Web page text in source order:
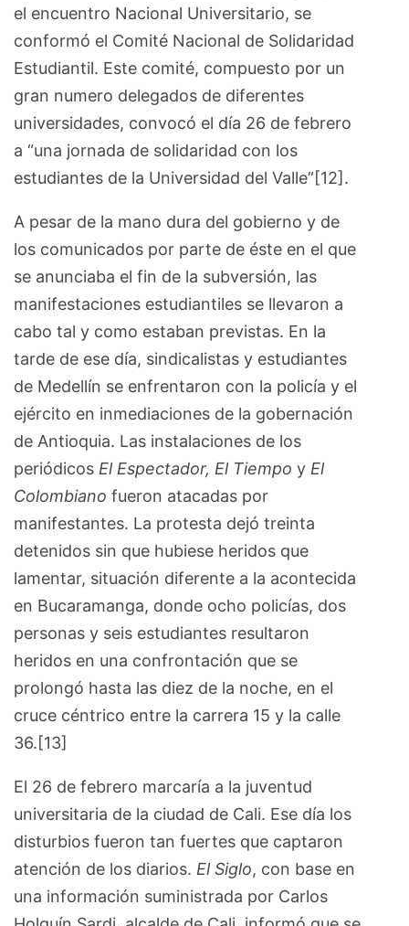
el encuentro Nacional Universitario, se
conformó el Comité Nacional de Solidaridad
Estudiantil. Este comité, compuesto por un
gran numero delegados de diferentes
universidades, convocó el día 26 de febrero
a “una jornada de solidaridad con los
estudiantes de la Universidad del Valle”[12].
A pesar de la mano dura del gobierno y de
los comunicados por parte de éste en el que
se anunciaba el fin de la subversión, las
manifestaciones estudiantiles se llevaron a
cabo tal y como estaban previstas. En la
tarde de ese día, sindicalistas y estudiantes
de Medellín se enfrentaron con la policía y el
ejército en inmediaciones de la gobernación
de Antioquia. Las instalaciones de los
periódicos El Espectador, El Tiempo y El
Colombiano fueron atacadas por
manifestantes. La protesta dejó treinta
detenidos sin que hubiese heridos que
lamentar, situación diferente a la acontecida
en Bucaramanga, donde ocho policías, dos
personas y seis estudiantes resultaron
heridos en una confrontación que se
prolongó hasta las diez de la noche, en el
cruce céntrico entre la carrera 15 y la calle
36.[13]
El 26 de febrero marcaría a la juventud
universitaria de la ciudad de Cali. Ese día los
disturbios fueron tan fuertes que captaron
atención de los diarios. El Siglo, con base en
una información suministrada por Carlos